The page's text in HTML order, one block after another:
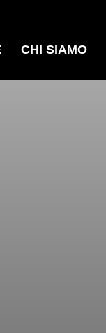
CHI SIAMO